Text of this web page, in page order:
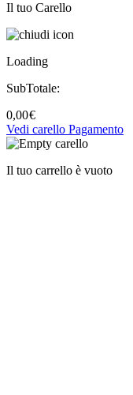
Il tuo Carello
Loading
SubTotale:
0,00€
Vedi carello Pagamento
Il tuo carrello è vuoto